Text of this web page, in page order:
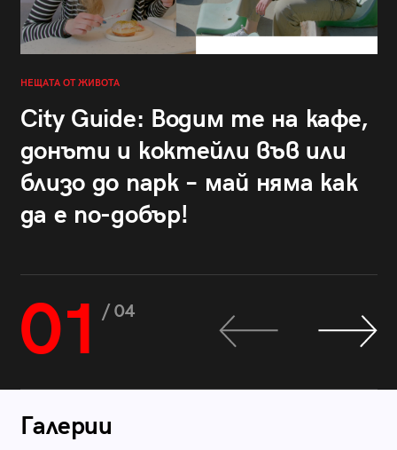
НЕЩАТА ОТ ЖИВОТА
City Guide: Водим те на кафе,
донъти и коктейли във или
близо до парк – май няма как
да е по-добър!
01 / 04
Галерии